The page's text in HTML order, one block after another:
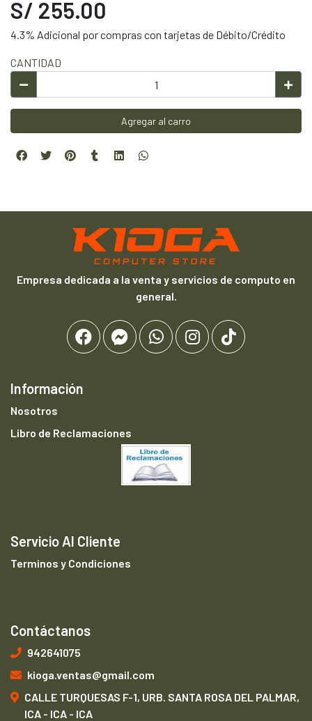
S/ 255.00
4.3% Adicional por compras con tarjetas de Débito/Crédito
CANTIDAD
Agregar al carro
Empresa dedicada a la venta y servicios de computo en
general.
Información
Nosotros
Libro de Reclamaciones
Servicio Al Cliente
Terminos y Condiciones
Contáctanos
942641075
kioga.ventas@gmail.com
CALLE TURQUESAS F-1, URB. SANTA ROSA DEL PALMAR,
ICA - ICA - ICA